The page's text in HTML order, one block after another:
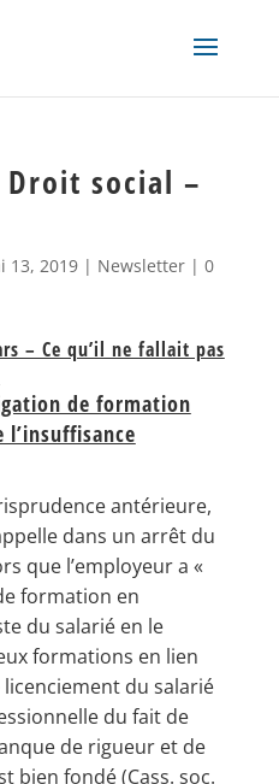
social –
13, 2019| Newsletter| 0
– Ce qu’il ne fallait pas
de formation
l’insuffisance
antérieure,
dans un arrêt du
que l’employeur a «
formation en
du salarié en le
formations en lien
du salarié
du fait de
de rigueur et de
bien fondé (Cass. soc.